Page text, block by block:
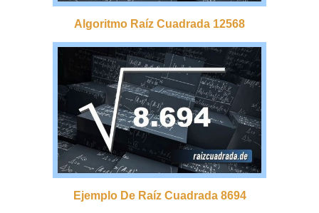
Algoritmo Raíz Cuadrada 12568
Ejemplo De Raíz Cuadrada 8694